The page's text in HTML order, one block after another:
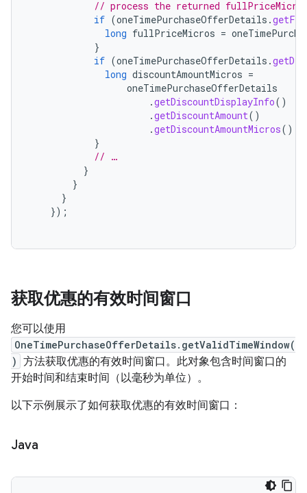
// process the returned fullPriceMicros
if (oneTimePurchaseOfferDetails .
long fullPriceMicros =
}
if (oneTimePurchaseOfferDetails .
long discountAmountMicros =
oneTimePurchaseOfferDetails
.getDiscountDisplayInfo()
.getDiscountAmount()
.getDiscountAmountMicros();
}
// …
}
}
}
});
获取优惠的有效时间窗口
您可以使用
OneTimePurchaseOfferDetails.getValidTimeWindow(
) 方法获取优惠的有效时间窗口。此对象包含时间窗口的
开始时间和结束时间（以毫秒为单位）。
以下示例展示了如何获取优惠的有效时间窗口：
Java